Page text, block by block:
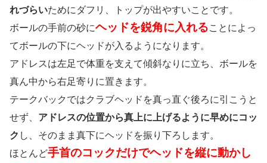
れづらいためにダフリ、トップが出やすいことです。
ボールの手前の砂にヘッドを鋭角に入れることによっ
てボールの下にヘッドが入るようになります。
アドレスは左足で体重を支えて傾斜なりに立ち、ボールを
真ん中から右足寄りに置きます。
テークバックではクラブヘッドを真っ直ぐ後ろに引こうと
せず、 アドレスの位置から真上に上げるように早めにコッ
ク し、そのまま真下にヘッドを振り下ろします。
ほとんど手首のコックだけでヘッドを縦に動かし